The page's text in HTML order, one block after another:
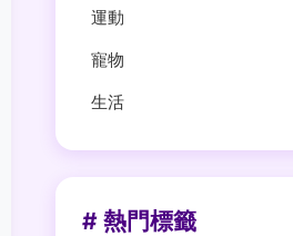
運動
寵物
生活
# 熱門標籤